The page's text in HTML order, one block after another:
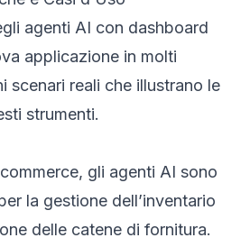
agenti AI con dashboard
applicazione in molti
scenari reali che illustrano le
strumenti.
gli agenti AI sono
la gestione dell’inventario
delle catene di fornitura.